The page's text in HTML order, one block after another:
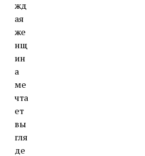
жд
ая
же
нщ
ин
а
ме
чта
ет
вы
гля
де